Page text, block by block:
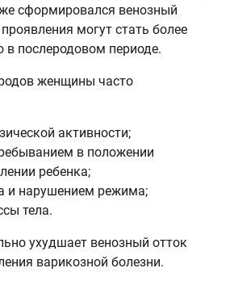
сформировался венозный
могут стать более
послеродовом периоде.
женщины часто
активности;
в положении
ребенка;
и нарушением режима;
тела.
ухудшает венозный отток
варикозной болезни.